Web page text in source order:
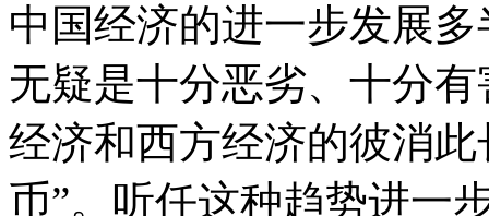
中国经济的进一步发展
无疑是十分恶劣、十分
经济和西方经济的彼消
币”。听任这种趋势进一